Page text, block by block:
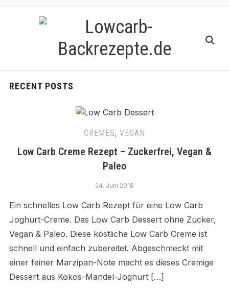
RECENT POSTS
CREMES, VEGAN
Low Carb Creme Rezept – Zuckerfrei, Vegan &
Paleo
24. Juni 2018
Ein schnelles Low Carb Rezept für eine Low Carb
Joghurt-Creme. Das Low Carb Dessert ohne Zucker,
Vegan & Paleo. Diese köstliche Low Carb Creme ist
schnell und einfach zubereitet. Abgeschmeckt mit
einer feiner Marzipan-Note macht es dieses Cremige
Dessert aus Kokos-Mandel-Joghurt […]